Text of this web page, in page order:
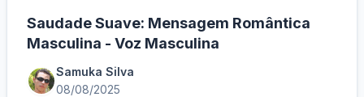
Saudade Suave: Mensagem Romântica
Masculina - Voz Masculina
Samuka Silva
08/08/2025